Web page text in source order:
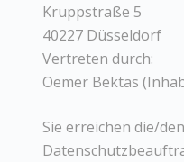
Kruppstraße 5
40227 Düsseldorf
Vertreten durch:
Oemer Bektas
Sie erreichen die/